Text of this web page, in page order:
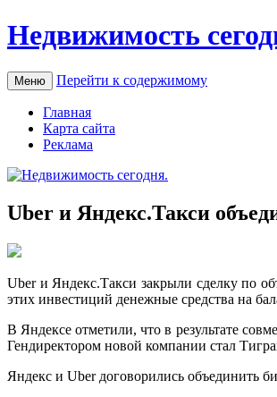
Недвижимость
Меню Перейти к содержимому
Главная
Карта сайта
Реклама
Uber и Яндекс.Такси
Uber и Яндeкс.Тaкси зaкрыли сделку по
этих инвестиций денежные средства на
В Яндексе отметили, что в результате
Гендиректором новой компании стал
Яндекс и Uber договорились объединить